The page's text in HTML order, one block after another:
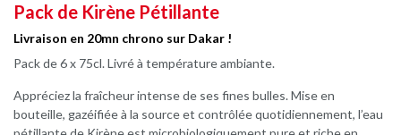
Pack de Kirène Pétillante
Livraison en 20mn chrono sur Dakar !
Pack de 6 x 75cl. Livré à température ambiante.
Appréciez la fraîcheur intense de ses fines bulles. Mise en
bouteille, gazéifiée à la source et contrôlée quotidiennement, l’eau